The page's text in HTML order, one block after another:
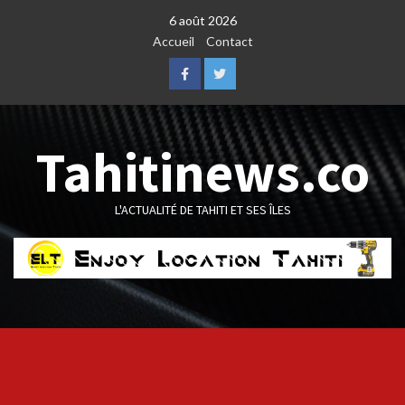
6 août 2026
Accueil
Contact
FacebookTwitter
Tahitinews.co
L'ACTUALITÉ DE TAHITI ET SES ÎLES